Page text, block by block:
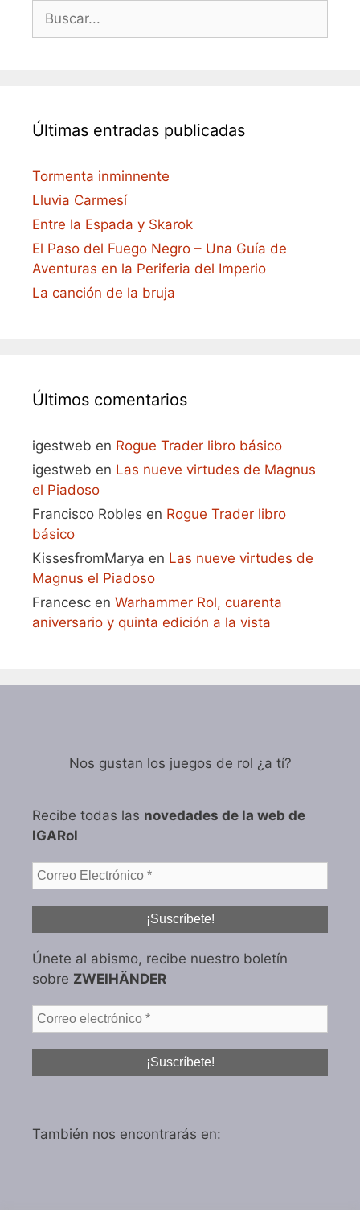
Buscar:
Últimas entradas publicadas
Tormenta inminnente
Lluvia Carmesí
Entre la Espada y Skarok
El Paso del Fuego Negro – Una Guía de
Aventuras en la Periferia del Imperio
La canción de la bruja
Últimos comentarios
igestweb en Rogue Trader libro básico
igestweb en Las nueve virtudes de Magnus
el Piadoso
Francisco Robles en Rogue Trader libro
básico
KissesfromMarya en Las nueve virtudes de
Magnus el Piadoso
Francesc en Warhammer Rol, cuarenta
aniversario y quinta edición a la vista
Nos gustan los juegos de rol ¿a tí?
Recibe todas las novedades de la web de
IGARol
Únete al abismo, recibe nuestro boletín
sobre ZWEIHÄNDER
También nos encontrarás en: